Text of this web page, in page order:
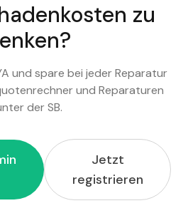
zu
und spare bei jeder Reparatur
und Reparaturen
der SB.
Jetzt
registrieren